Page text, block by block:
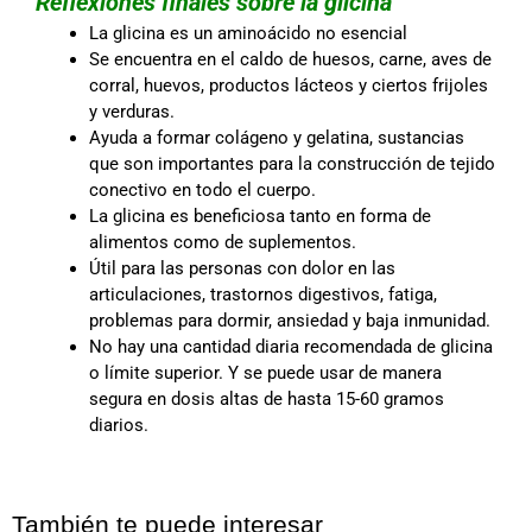
La glicina es un aminoácido no esencial
Se encuentra en el caldo de huesos, carne, aves de
corral, huevos, productos lácteos y ciertos frijoles
y verduras.
Ayuda a formar colágeno y gelatina, sustancias
que son importantes para la construcción de tejido
conectivo en todo el cuerpo.
La glicina es beneficiosa tanto en forma de
alimentos como de suplementos.
Útil para las personas con dolor en las
articulaciones, trastornos digestivos, fatiga,
problemas para dormir, ansiedad y baja inmunidad.
No hay una cantidad diaria recomendada de glicina
o límite superior. Y se puede usar de manera
segura en dosis altas de hasta 15-60 gramos
diarios.
También te puede interesar